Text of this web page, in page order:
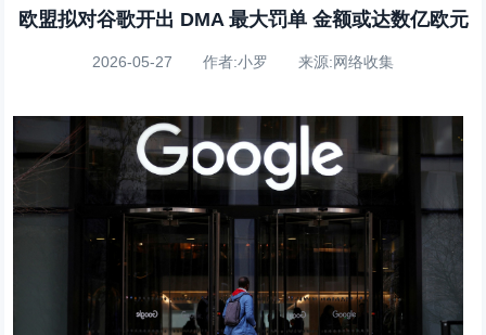
欧盟拟对谷歌开出 DMA 最大罚单 金额或达数亿欧元
2026-05-27 作者:小罗 来源:网络收集